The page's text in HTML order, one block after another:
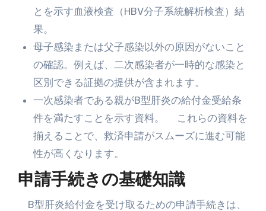
とを示す血液検査（HBV分子系統解析検査）結
果。
母子感染または父子感染以外の原因がないこと
の確認。例えば、二次感染者が一時的な感染と
区別できる証拠の提供が含まれます。
一次感染者である親がB型肝炎の給付金受給条
件を満たすことを示す資料。 これらの資料を
揃えることで、救済申請がスムーズに進む可能
性が高くなります。
申請手続きの基礎知識
B型肝炎給付金を受け取るための申請手続きは、